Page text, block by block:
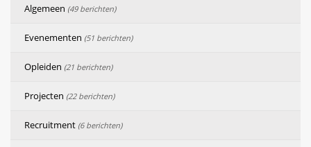
Algemeen (49 berichten)
Evenementen (51 berichten)
Opleiden (21 berichten)
Projecten (22 berichten)
Recruitment (6 berichten)